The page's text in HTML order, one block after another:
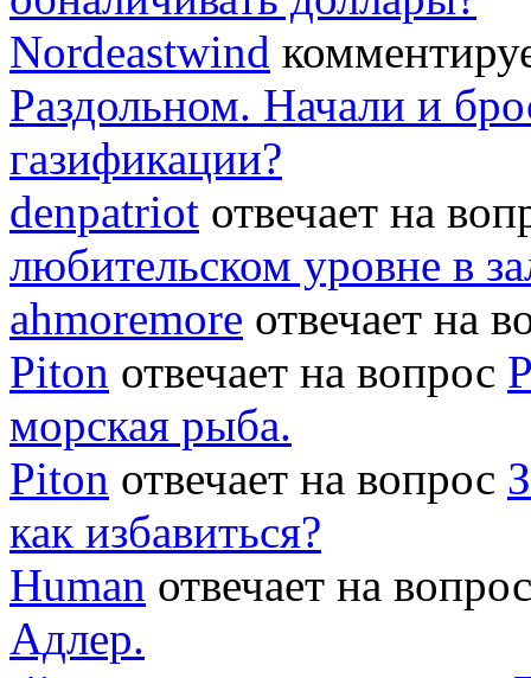
Nordeastwind
Раздольном. Начали и
газификации?
denpatriot отвечает на
любительском уровне в
ahmoremore отвечает на
Piton отвечает на вопрос
морская рыба.
Piton отвечает на вопрос
как избавиться?
Human отвечает на
Адлер.